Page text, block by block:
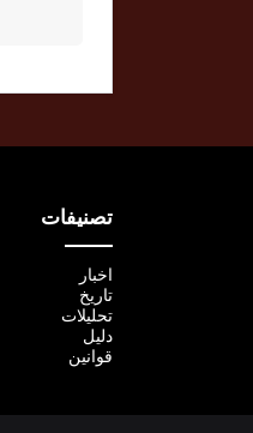
تصنيفات
اخبار
تاريخ
تحليلات
دليل
قوانين